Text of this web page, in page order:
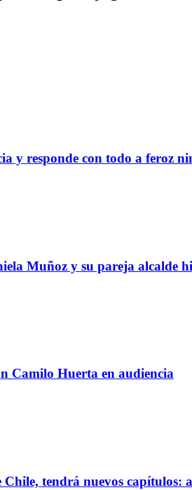
y responde con todo a feroz
Muñoz y su pareja alcalde
Camilo Huerta en audiencia
tendrá nuevos capítulos: